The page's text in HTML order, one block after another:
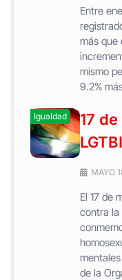
Entre
más que
mismo
9.2%
Igualdad
17
MAYO
El 17 de
contra la
de la